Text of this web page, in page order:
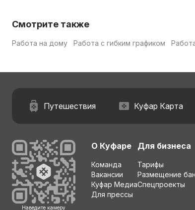
Смотрите также
Работа на дому Работа с гибким графиком
Путешествия Куфар Карта
Наведите камеру
О Куфаре
Команда
Вакансии
Куфар Медиа
Для прессы
Для бизнеса
Тарифы
Размещение
Спецпроекты